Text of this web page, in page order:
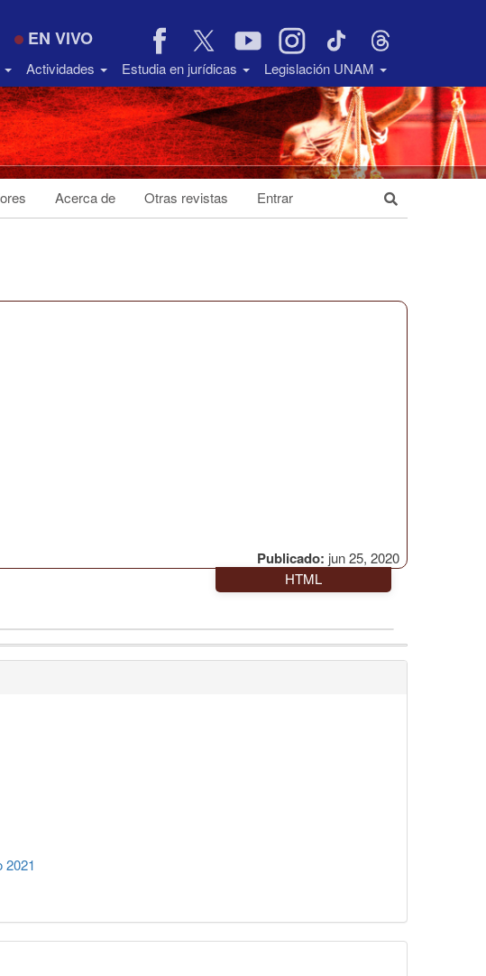
EN VIVO
Actividades Estudia en jurídicas Legislación UNAM
Acerca de Otras revistas Entrar
Publicado: jun 25, 2020
HTML
2021